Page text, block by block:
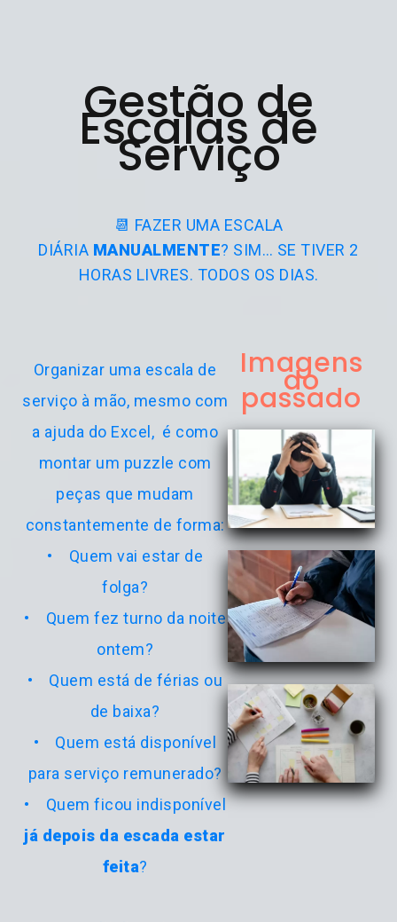
Gestão de
Escalas de
Serviço
📆 FAZER UMA ESCALA
DIÁRIA MANUALMENTE? SIM… SE TIVER 2
HORAS LIVRES. TODOS OS DIAS.
Organizar uma escala de
serviço à mão, mesmo com
a ajuda do Excel, é como
montar um puzzle com
peças que mudam
constantemente de forma:
• Quem vai estar de
folga?
• Quem fez turno da noite
ontem?
• Quem está de férias ou
de baixa?
• Quem está disponível
para serviço remunerado?
• Quem ficou indisponível
já depois da escada estar
feita?
Imagens
do
passado